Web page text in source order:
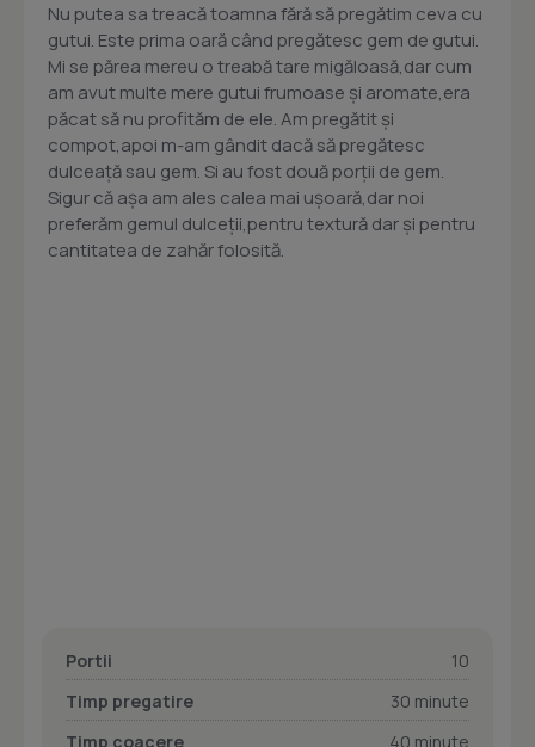
Nu putea sa treacă toamna fără să pregătim ceva cu
gutui. Este prima oară când pregătesc gem de gutui.
Mi se părea mereu o treabă tare migăloasă,dar cum
am avut multe mere gutui frumoase şi aromate,era
păcat să nu profităm de ele. Am pregătit şi
compot,apoi m-am gândit dacă să pregătesc
dulceaţă sau gem. Si au fost două porţii de gem.
Sigur că aşa am ales calea mai uşoară,dar noi
preferăm gemul dulceţii,pentru textură dar şi pentru
cantitatea de zahăr folosită.
Portii
10
Timp pregatire
30 minute
Timp coacere
40 minute